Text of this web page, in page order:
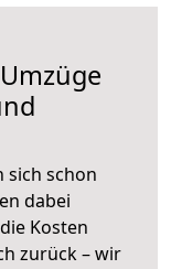
sich schon
dabei
Kosten
zurück – wir